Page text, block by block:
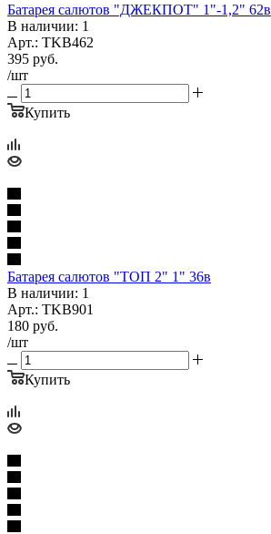
Батарея салютов "ДЖЕКПОТ" 1"-1,2" 62в
В наличии: 1
Арт.: TKB462
395 руб.
/шт
Купить
Батарея салютов "ТОП 2" 1" 36в
В наличии: 1
Арт.: TKB901
180 руб.
/шт
Купить